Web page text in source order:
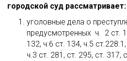
городской суд рассматривает:
уголовные дела о
предусмотренных ч. 2 ст.
132, ч.6 ст. 134, ч.5
ч.3 ст. 281, ст. 295, ст. 317,